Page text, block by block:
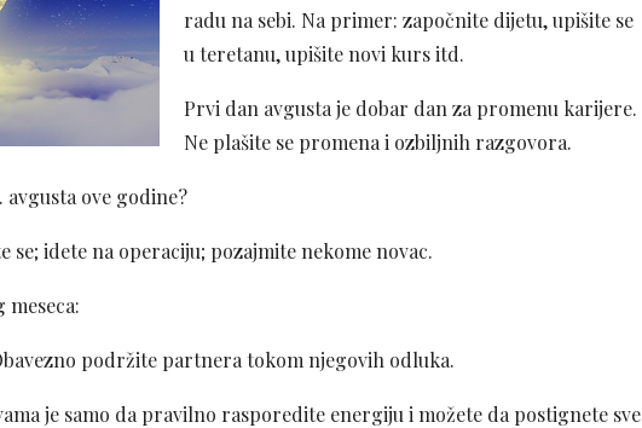
radu na sebi. Na primer: započnite dijetu, upišite se
u teretanu, upišite novi kurs itd.
Prvi dan avgusta je dobar dan za promenu karijere.
Ne plašite se promena i ozbiljnih razgovora.
avgusta ove godine?
se; idete na operaciju; pozajmite nekome novac.
podržite partnera tokom njegovih odluka.
je samo da pravilno rasporedite energiju i možete da postignete sve